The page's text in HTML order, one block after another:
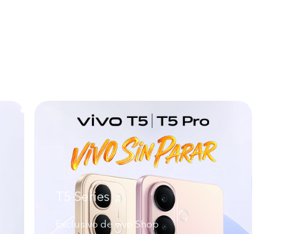
T5 Series
Exclusivo de vivo Shop